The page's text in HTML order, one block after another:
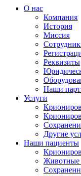
О нас
Компания
История
Миссия
Реквизиты
Наши
Услуги
Другие
Наши пациенты
Животные